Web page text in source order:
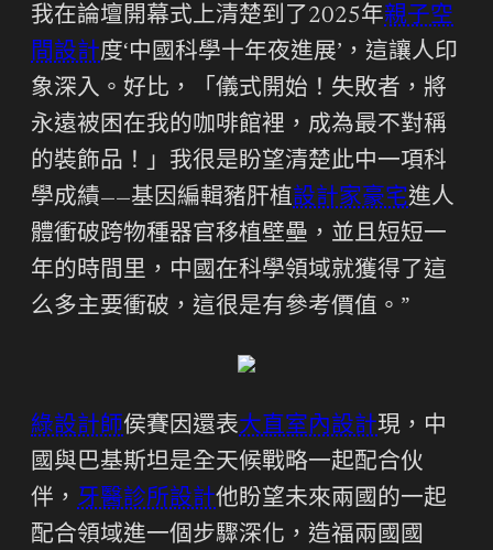
我在論壇開幕式上清楚到了2025年親子空
間設計度‘中國科學十年夜進展’，這讓人印
象深入。好比，「儀式開始！失敗者，將
永遠被困在我的咖啡館裡，成為最不對稱
的裝飾品！」我很是盼望清楚此中一項科
學成績——基因編輯豬肝植設計家豪宅進人
體衝破跨物種器官移植壁壘，並且短短一
年的時間里，中國在科學領域就獲得了這
么多主要衝破，這很是有參考價值。”
綠設計師侯賽因還表大直室內設計現，中
國與巴基斯坦是全天候戰略一起配合伙
伴， 牙醫診所設計他盼望未來兩國的一起
配合領域進一個步驟深化，造福兩國國